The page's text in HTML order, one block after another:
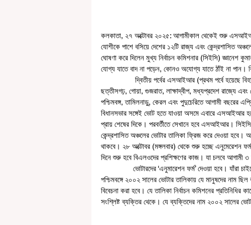
কলকাতা, ২৭ অক্টোবর ২০২৫: আগামীকাল থেকেই শুরু
যোশীকে পাশে বসিয়ে দেশের ১২টি রাজ্য এবং কেন্দ্রশাসিত
ঘোষণা করে দিলেন মুখ্য নির্বাচন কমিশনার (সিইসি) জ্ঞানেশ
যোগ্য যাতে বাদ না পড়েন, কোনও অযোগ্য যাতে ঠাঁই না
ছত্তীসগঢ়, গোয়া, গুজরাত, লাক্ষাদ্বীপ, মধ্যপ্রদেশ রাজ্যে
পশ্চিমবঙ্গ, তামিলনাড়ু, কেরল এবং পুদুচেরিতে আগামী বছরের
বিধানসভার সঙ্গেই ভোট হতে যাওয়া অসমে এবারে এসআইআর
প্রায় শেষের দিকে। পরবর্তীতে সেখানে হবে এসআইআর।
কেন্দ্রশাসিত অঞ্চলের ভোটার তালিকা ফ্রিজ করে দেওয়া হবে।
থাকবে। ২৮ অক্টোবর (মঙ্গলবার) থেকে শুরু হচ্ছে এনুমেরেশন
দিনে শুরু হবে বিএলওদের প্রশিক্ষণের কাজ। যা চলবে আগামী
পশ্চিমবঙ্গে ২০০২ সালের ভোটার তালিকায় যে মানুষদের নাম
বিবেচনা করা হবে। যে তালিকা নির্বাচন কমিশনের প্রতিনিধির
সংশ্লিষ্ট ব্যক্তির থেকে। যে ব্যক্তিদের নাম ২০০২ সালের